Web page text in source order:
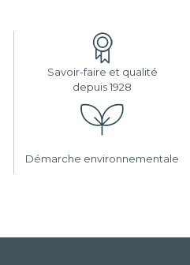
Savoir-faire et qualité
depuis 1928
Démarche environnementale